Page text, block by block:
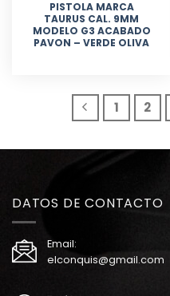
PISTOLA MARCA
TAURUS CAL. 9MM
MODELO G3 ACABADO
PAVON – VERDE OLIVA
1 2
DATOS DE CONTACTO
Email:
elconquis@gmail.com